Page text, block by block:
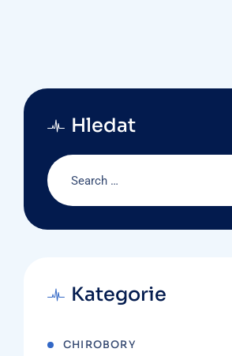
Hledat
Kategorie
CHIROBORY